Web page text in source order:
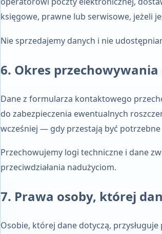
księgowe, prawne lub serwisowe, jeżeli
Nie sprzedajemy danych i nie
6. Okres przechowywania
Dane z formularza kontaktowego
do zabezpieczenia ewentualnych
wcześniej — gdy przestają być
Przechowujemy logi techniczne i dane
przeciwdziałania nadużyciom.
7. Prawa osoby, której
Osobie, której dane dotyczą,